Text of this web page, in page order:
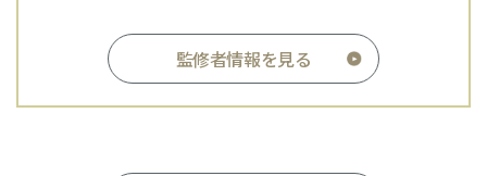
監修者情報を見る